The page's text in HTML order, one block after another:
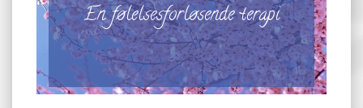
En følelsesforløsende terapi